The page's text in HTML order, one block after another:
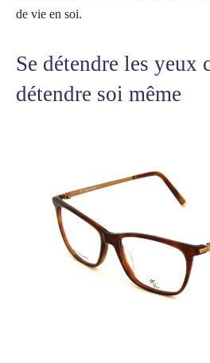
de vie en soi.
Se détendre les yeux
détendre soi même